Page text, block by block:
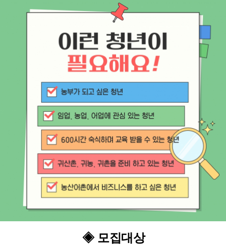
◈ 모집대상